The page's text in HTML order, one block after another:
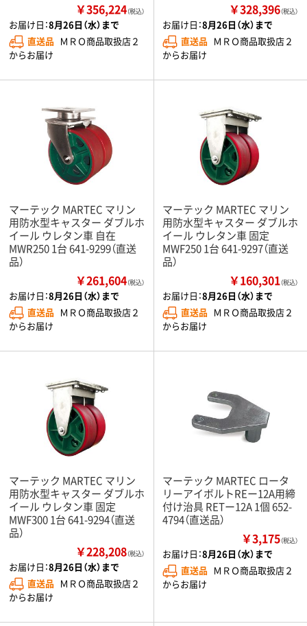
￥356,224（税込）
お届け日：8月26日（水）まで
直送品 ＭＲＯ商品取扱店２
からお届け
￥328,396（税込）
お届け日：8月26日（水）まで
直送品 ＭＲＯ商品取扱店２
からお届け
マーテック MARTEC マリン
用防水型キャスター ダブルホ
イール ウレタン車 自在
MWR250 1台 641-9299（直送
品）
￥261,604（税込）
お届け日：8月26日（水）まで
直送品 ＭＲＯ商品取扱店２
からお届け
マーテック MARTEC マリン
用防水型キャスター ダブルホ
イール ウレタン車 固定
MWF250 1台 641-9297（直送
品）
￥160,301（税込）
お届け日：8月26日（水）まで
直送品 ＭＲＯ商品取扱店２
からお届け
マーテック MARTEC マリン
用防水型キャスター ダブルホ
イール ウレタン車 固定
MWF300 1台 641-9294（直送
品）
￥228,208（税込）
お届け日：8月26日（水）まで
直送品 ＭＲＯ商品取扱店２
からお届け
マーテック MARTEC ロータ
リーアイボルトREー12A用締
付け治具 RETー12A 1個 652-
4794（直送品）
￥3,175（税込）
お届け日：8月26日（水）まで
直送品 ＭＲＯ商品取扱店２
からお届け